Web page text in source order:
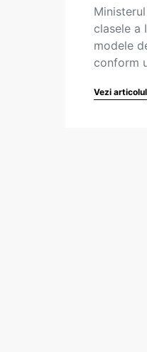
clasele a
modele
conform
Vezi articolul